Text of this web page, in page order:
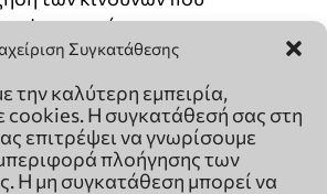
Συγκατάθεσης
την καλύτερη εμπειρία,
cookies. Η συγκατάθεσή σας στη
επιτρέψει να γνωρίσουμε
πλοήγησης των
Η μη συγκατάθεση μπορεί να